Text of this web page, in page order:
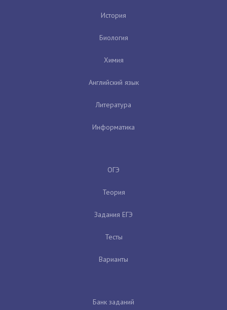
История
Биология
Химия
Английский язык
Литература
Информатика
ОГЭ
Теория
Задания ЕГЭ
Тесты
Варианты
Банк заданий